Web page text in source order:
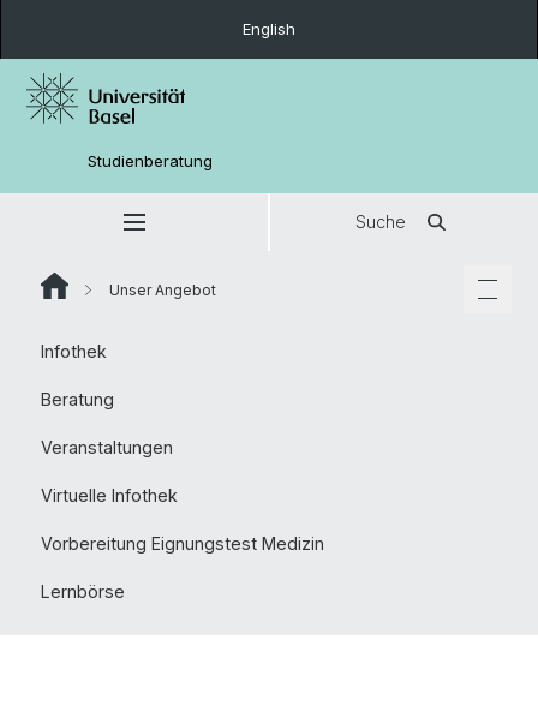
English
Studienberatung
Suche
Unser Angebot
Infothek
Beratung
Veranstaltungen
Virtuelle Infothek
Vorbereitung Eignungstest Medizin
Lernbörse